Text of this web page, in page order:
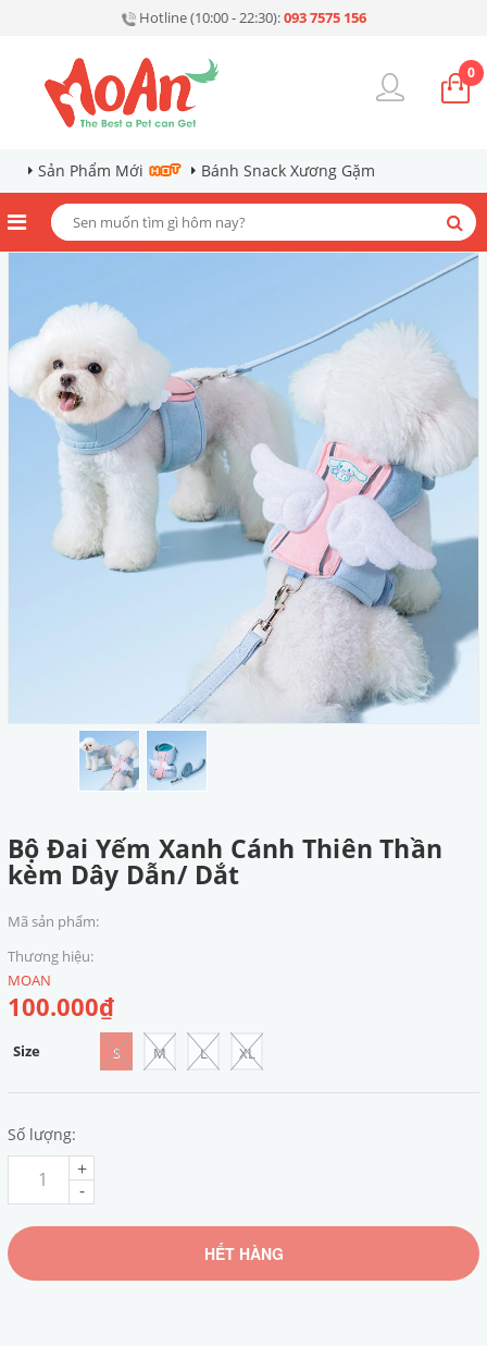
Hotline (10:00 - 22:30):093 7575 156
0
Sản Phẩm Mới Bánh Snack Xương Gặm
Bộ Đai Yếm Xanh Cánh Thiên Thần
kèm Dây Dẫn/ Dắt
Mã sản phẩm:
Thương hiệu:
MOAN
100.000₫
Size S M L XL
Số lượng:
-
+
HẾT HÀNG